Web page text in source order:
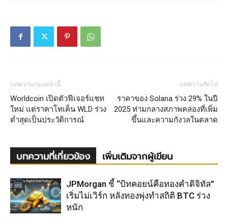
บทความก่อนหน้านี้
Worldcoin เปิดตัวฟีเจอร์แชท
ใหม่ แต่ราคาโทเค็น WLD ร่วง
ต่ำสุดเป็นประวัติการณ์
บทความถัดไป
ราคาของ Solana ร่วง 29% ในปี
2025 ท่ามกลางสภาพคล่องที่เพิ่ม
ขึ้นและความกังวลในตลาด
บทความที่เกี่ยวข้อง เพิ่มเติมจากผู้เขียน
JPMorgan ชี้ “บิทคอยน์คือทองคำดิจิทัล”
เริ่มไม่เวิร์ก หลังทองพุ่งทำสถิติ BTC ร่วง
หนัก